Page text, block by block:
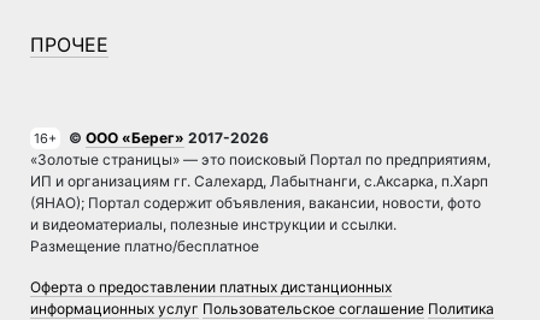
ПРОЧЕЕ
16+ © ООО «Берег» 2017-2026
«Золотые страницы» — это поисковый Портал по предприятиям,
ИП и организациям гг. Салехард, Лабытнанги, с.Аксарка, п.Харп
(ЯНАО); Портал содержит объявления, вакансии, новости, фото
и видеоматериалы, полезные инструкции и ссылки.
Размещение платно/бесплатное
Оферта о предоставлении платных дистанционных
информационных услуг Пользовательское соглашение Политика